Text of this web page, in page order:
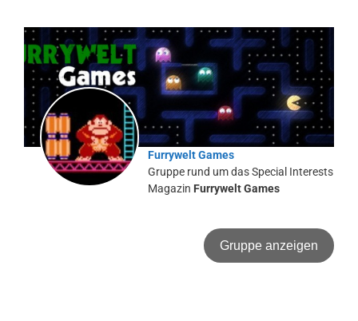
Furrywelt Games
Gruppe rund um das Special Interests
Magazin Furrywelt Games
Gruppe anzeigen